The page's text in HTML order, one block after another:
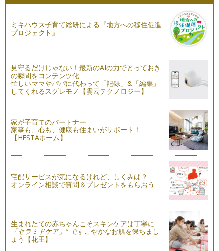
ママは妊娠するとお腹のベビーの成長に伴いお腹がせり出し、
腰椎はお腹をフォローしようといつも…
産後すぐの骨盤調整１
り骨盤調整をすることで、背骨や全身…
産後すぐからできるストレッチ
ものは、母体に負担があるので、安全…
産褥期は穏やかにストレッチで身体をほぐしましょう
最近では芸能人が産後３ヵ月ほどで妊娠前のような体型に戻っ
前回の記事で快適に出産するためのマタニティケアに着目して
います。 今回は実際のエク…
ベビーを待ち望んでいた女性にとっては、妊娠はとっても嬉し
いこと。お腹の中に小さな生命が宿っ…
ミキハウス子育て総研による『地方への移住促進
プロジェクト』
見守るだけじゃない！最新のAIの力でとっておき
の瞬間をコンテンツ化
忙しいママやパパに代わって「記録」&「編集」
してくれるスグレモノ【雲云テクノロジー】
家が子育てのパートナー
家事も、心も、健康も住まいがサポート！
【HESTAホーム】
宅配サービスが気になるけれど、しくみは？
オンライン相談で質問＆プレゼントをもらおう
生まれたての赤ちゃんこそスキンケアは丁寧に
「セラミドケア」※ ですこやかなお肌を保ちまし
ょう【花王】